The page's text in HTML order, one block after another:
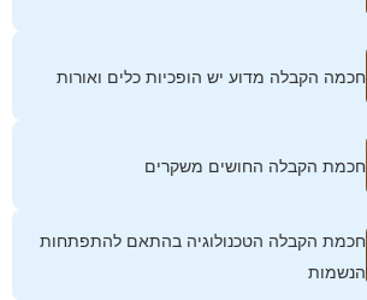
חכמה הקבלה מדוע יש הופכיות כלים ואורות
חכמת הקבלה החושים משקרים
חכמת הקבלה הטכנולוגיה בהתאם להתפתחות
הנשמות